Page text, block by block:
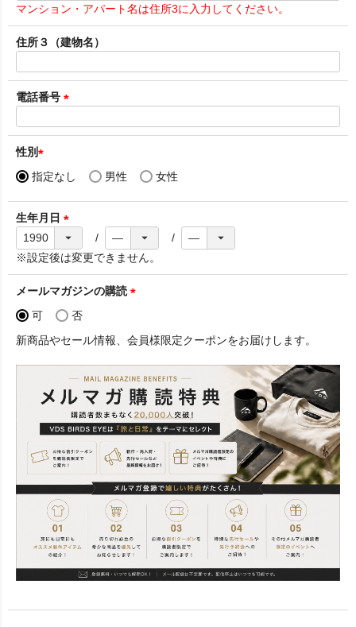
必
須
マンション・アパート名は住所3に入力してください。
住所３（建物名）
電話番号
必
性別
(
須
)
指定なし 男性 女性
生年月日
(
必
須
)
※設定後は変更できません。
メールマガジンの購読
須
可
否
新商品やセール情報、会員様限定クーポンをお届けします。